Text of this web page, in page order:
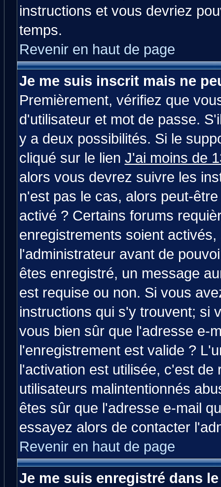
instructions et vous devriez
temps.
Revenir en haut de page
Je me suis inscrit mais ne
Premièrement, vérifiez que
d'utilisateur et mot de passe.
y a deux possibilités. Si le
cliqué sur le lien J'ai moins de
alors vous devrez suivre les
n'est pas le cas, alors peut-
activé ? Certains forums
enregistrements soient
l'administrateur avant de
êtes enregistré, un message
est requise ou non. Si vous
instructions qui s'y trouvent; si
vous bien sûr que l'adresse e-
l'enregistrement est valide ?
l'activation est utilisée, c'est
utilisateurs malintentionnés
êtes sûr que l'adresse e-mail
essayez alors de contacter
Revenir en haut de page
Je me suis enregistré dans